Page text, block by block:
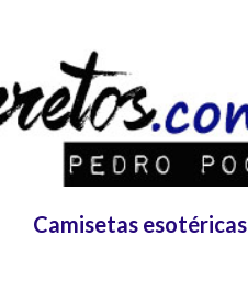
Camisetas esotéricas